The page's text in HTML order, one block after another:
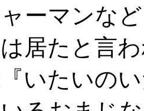
ーマンな
居たと言
いたいの